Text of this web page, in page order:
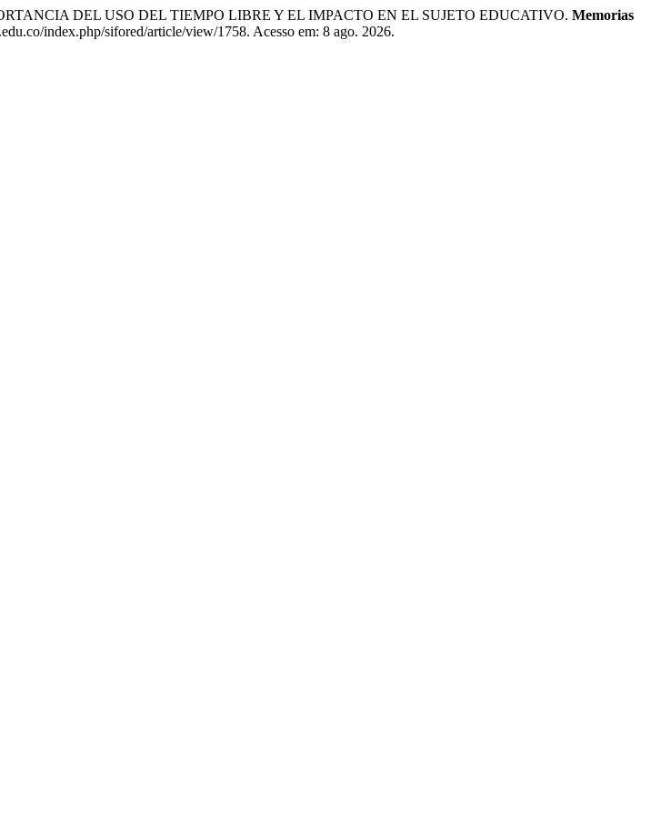
DEL USO DEL TIEMPO LIBRE Y EL IMPACTO EN EL SUJETO EDUCATIVO. Memorias
index.php/sifored/article/view/1758. Acesso em: 8 ago. 2026.